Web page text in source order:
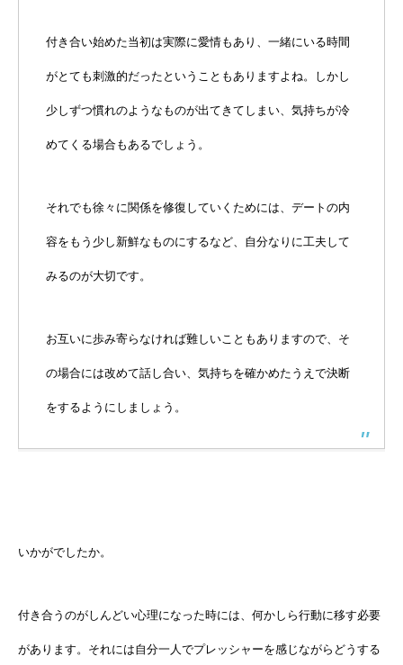
付き合い始めた当初は実際に愛情もあり、一緒にいる時間
がとても刺激的だったということもありますよね。しかし
少しずつ慣れのようなものが出てきてしまい、気持ちが冷
めてくる場合もあるでしょう。
それでも徐々に関係を修復していくためには、デートの内
容をもう少し新鮮なものにするなど、自分なりに工夫して
みるのが大切です。
お互いに歩み寄らなければ難しいこともありますので、そ
の場合には改めて話し合い、気持ちを確かめたうえで決断
をするようにしましょう。
いかがでしたか。
付き合うのがしんどい心理になった時には、何かしら行動に移す必要
があります。それには自分一人でプレッシャーを感じながらどうする